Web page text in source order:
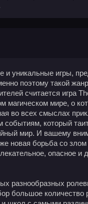
уникальные игры,
поэтому такой
считается игра
магическом мире, о
во всех смыслах
который
мир. И вашему
новая борьба со злом
опасное и
разнообразных
большое количество